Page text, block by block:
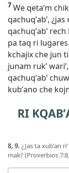
7 We qetaʼm
qachuqʼabʼ,
qachuqʼabʼ
pa taq ri lugares
kchajix che jun
junam rukʼ
qachuqʼabʼ
kubʼano che
RI
8, 9. ¿Jas ta xubʼan
mak? (Proverbios